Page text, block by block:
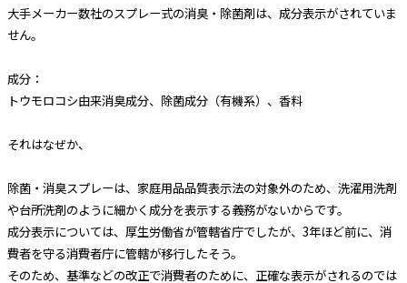
大手メーカー数社のスプレー式の消臭・除菌剤は、成分表示がされていま
せん。
成分：
トウモロコシ由来消臭成分、除菌成分（有機系）、香料
それはなぜか、
除菌・消臭スプレーは、家庭用品品質表示法の対象外のため、洗濯用洗剤
や台所洗剤のように細かく成分を表示する義務がないからです。
成分表示については、厚生労働省が管轄省庁でしたが、3年ほど前に、消
費者を守る消費者庁に管轄が移行したそう。
そのため、基準などの改正で消費者のために、正確な表示がされるのでは